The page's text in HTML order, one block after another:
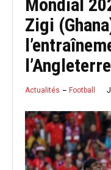
Mondial
Zigi
l’Angleterre
Actualités Football